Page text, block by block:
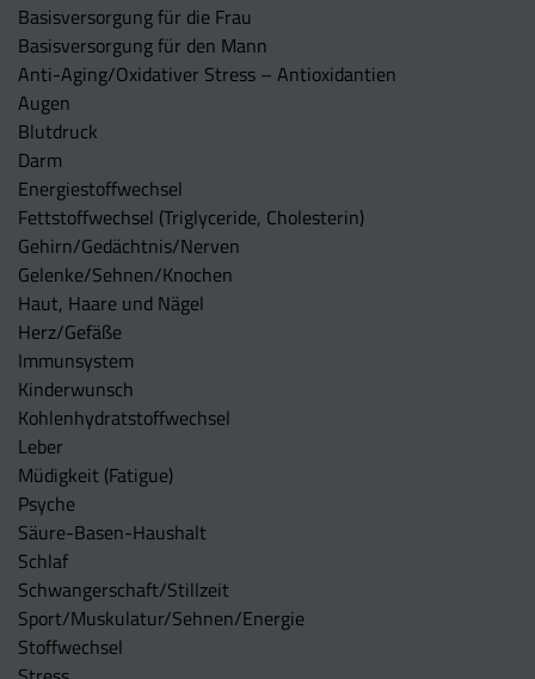
Basisversorgung für die Frau
Basisversorgung für den Mann
Anti-Aging/Oxidativer Stress – Antioxidantien
Augen
Blutdruck
Darm
Energiestoffwechsel
Fettstoffwechsel (Triglyceride, Cholesterin)
Gehirn/Gedächtnis/Nerven
Gelenke/Sehnen/Knochen
Haut, Haare und Nägel
Herz/Gefäße
Immunsystem
Kinderwunsch
Kohlenhydratstoffwechsel
Leber
Müdigkeit (Fatigue)
Psyche
Säure-Basen-Haushalt
Schlaf
Schwangerschaft/Stillzeit
Sport/Muskulatur/Sehnen/Energie
Stoffwechsel